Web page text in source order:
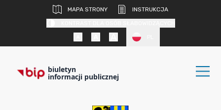
MAPA STRONY
INSTRUKCJA
biuletyn
informacji publicznej